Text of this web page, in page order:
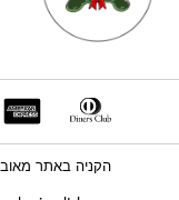
הקניה באתר